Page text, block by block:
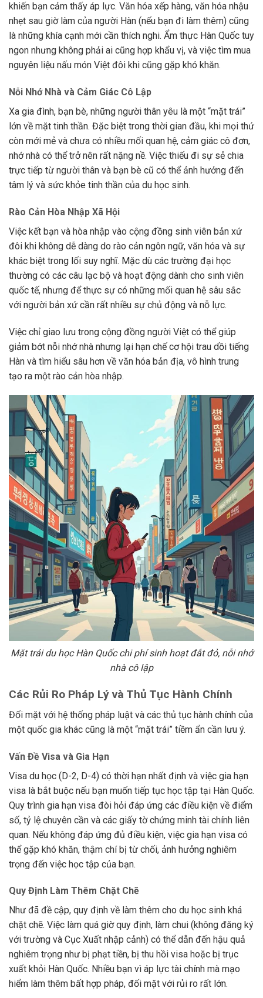
khiến bạn cảm thấy áp lực. Văn hóa xếp hàng, văn hóa nhậu
nhẹt sau giờ làm của người Hàn (nếu bạn đi làm thêm) cũng
là những khía cạnh mới cần thích nghi. Ẩm thực Hàn Quốc tuy
ngon nhưng không phải ai cũng hợp khẩu vị, và việc tìm mua
nguyên liệu nấu món Việt đôi khi cũng gặp khó khăn.
Nỗi Nhớ Nhà và Cảm Giác Cô Lập
Xa gia đình, bạn bè, những người thân yêu là một “mặt trái”
lớn về mặt tinh thần. Đặc biệt trong thời gian đầu, khi mọi thứ
còn mới mẻ và chưa có nhiều mối quan hệ, cảm giác cô đơn,
nhớ nhà có thể trở nên rất nặng nề. Việc thiếu đi sự sẻ chia
trực tiếp từ người thân và bạn bè cũ có thể ảnh hưởng đến
tâm lý và sức khỏe tinh thần của du học sinh.
Rào Cản Hòa Nhập Xã Hội
Việc kết bạn và hòa nhập vào cộng đồng sinh viên bản xứ
đôi khi không dễ dàng do rào cản ngôn ngữ, văn hóa và sự
khác biệt trong lối suy nghĩ. Mặc dù các trường đại học
thường có các câu lạc bộ và hoạt động dành cho sinh viên
quốc tế, nhưng để thực sự có những mối quan hệ sâu sắc
với người bản xứ cần rất nhiều sự chủ động và nỗ lực.
Việc chỉ giao lưu trong cộng đồng người Việt có thể giúp
giảm bớt nỗi nhớ nhà nhưng lại hạn chế cơ hội trau dồi tiếng
Hàn và tìm hiểu sâu hơn về văn hóa bản địa, vô hình trung
tạo ra một rào cản hòa nhập.
Mặt trái du học Hàn Quốc chi phí sinh hoạt đắt đỏ, nỗi nhớ
nhà cô lập
Các Rủi Ro Pháp Lý và Thủ Tục Hành Chính
Đối mặt với hệ thống pháp luật và các thủ tục hành chính của
một quốc gia khác cũng là một “mặt trái” tiềm ẩn cần lưu ý.
Vấn Đề Visa và Gia Hạn
Visa du học (D-2, D-4) có thời hạn nhất định và việc gia hạn
visa là bắt buộc nếu bạn muốn tiếp tục học tập tại Hàn Quốc.
Quy trình gia hạn visa đòi hỏi đáp ứng các điều kiện về điểm
số, tỷ lệ chuyên cần và các giấy tờ chứng minh tài chính liên
quan. Nếu không đáp ứng đủ điều kiện, việc gia hạn visa có
thể gặp khó khăn, thậm chí bị từ chối, ảnh hưởng nghiêm
trọng đến việc học tập của bạn.
Quy Định Làm Thêm Chặt Chẽ
Như đã đề cập, quy định về làm thêm cho du học sinh khá
chặt chẽ. Việc làm quá giờ quy định, làm chui (không đăng ký
với trường và Cục Xuất nhập cảnh) có thể dẫn đến hậu quả
nghiêm trọng như bị phạt tiền, bị thu hồi visa hoặc bị trục
xuất khỏi Hàn Quốc. Nhiều bạn vì áp lực tài chính mà mạo
hiểm làm thêm bất hợp pháp, đối mặt với rủi ro rất lớn.